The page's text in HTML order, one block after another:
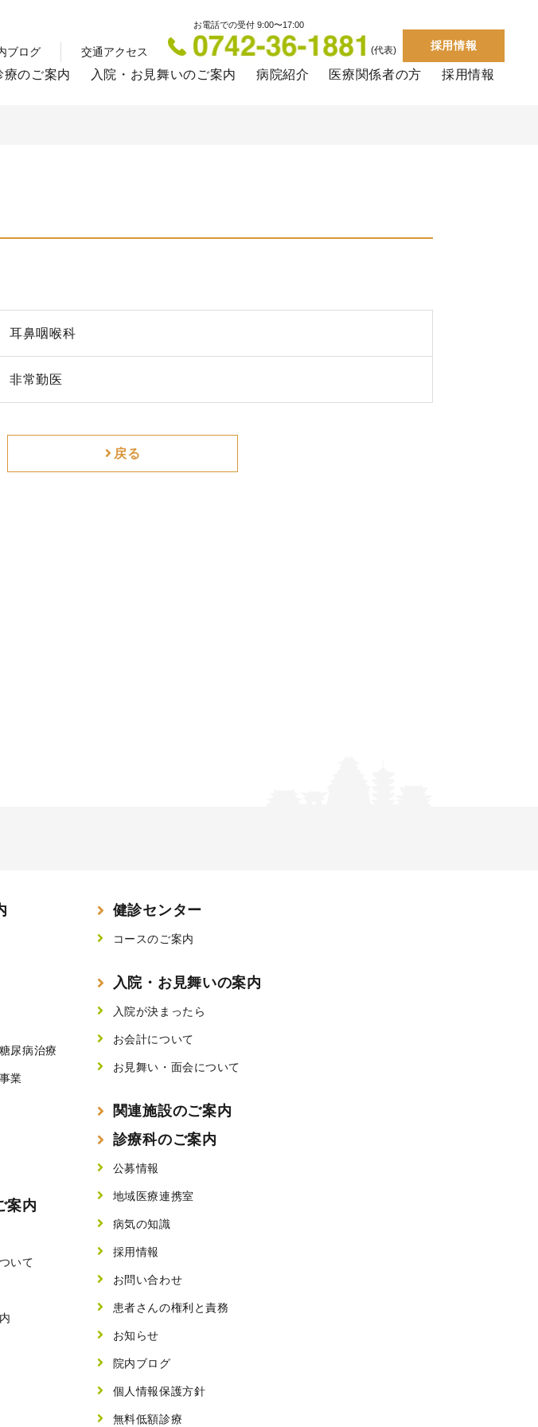
ブログ 交通アクセス
お電話での受付 9:00〜17:00
(代表) 採用情報
採用情報
医療関係者の方
病院紹介
入院・お見舞いのご案内
療のご案内
耳鼻咽喉科
非常勤医
戻る
尿病治療
業
案内
いて
健診センター
コースのご案内
入院・お見舞いの案内
入院が決まったら
お会計について
お見舞い・面会について
関連施設のご案内
診療科のご案内
公募情報
地域医療連携室
病気の知識
採用情報
お問い合わせ
患者さんの権利と責務
お知らせ
院内ブログ
個人情報保護方針
無料低額診療